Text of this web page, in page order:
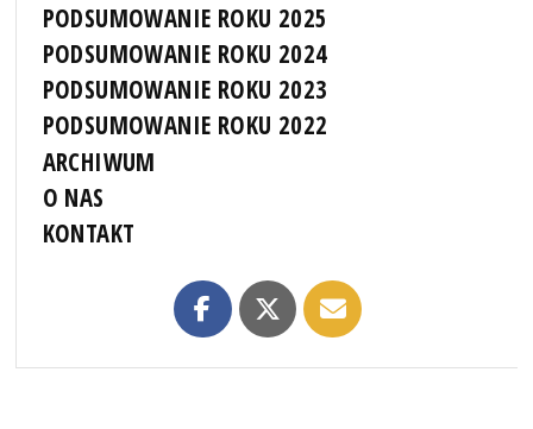
PODSUMOWANIE ROKU 2025
PODSUMOWANIE ROKU 2024
PODSUMOWANIE ROKU 2023
PODSUMOWANIE ROKU 2022
ARCHIWUM
O NAS
KONTAKT